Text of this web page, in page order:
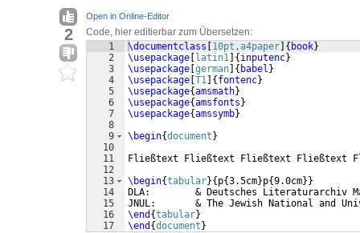
2
Open in Online-Editor
Code, hier editierbar zum Übersetzen:
1
2
3
4
5
6
7
8
9
10
11
12
13
14
15
16
17
\documentclass 10pt,a4paper { book}
\usepackage
latin1 { inputenc}
\usepackage german { babel }
\usepackage T1 { fontenc}
\usepackage{amsmath}
\usepackage{amsfonts }
\usepackage{amssymb}
\begin{document }
Fließtext Fließtext Fließtext Fließtext
\begin{tabular}{ p{3.5cm}p{9.0cm}}
DLA:        & Deutsches Literaturarchiv
JNUL:       & The Jewish National and
\end {tabular}
\end {document }